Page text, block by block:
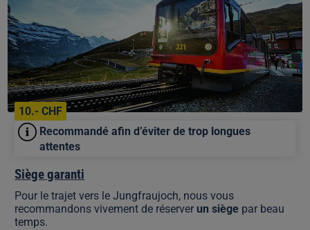
10.- CHF
Recommandé afin d’éviter de trop longues
attentes
Siège garanti
Pour le trajet vers le Jungfraujoch, nous vous
recommandons vivement de réserver un siège par beau
temps.